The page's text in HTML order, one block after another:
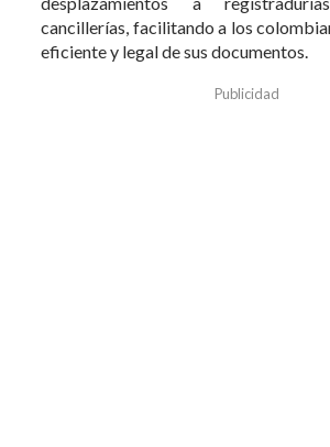
cancillerías, facilitando a los
eficiente y legal de sus documentos.
Publicidad